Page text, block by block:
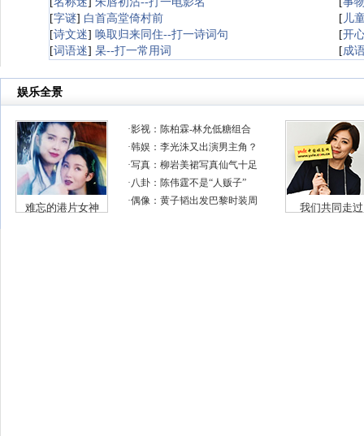
[字谜] 白首高堂倚村前 [ 儿
[诗文迷] 唤取归来同住--打一诗词句 [开
[词语迷] 杲--打一常用词 [成